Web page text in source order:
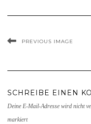
PREVIOUS IMAGE
SCHREIBE EINEN
Deine E-Mail-Adresse wird nicht
markiert